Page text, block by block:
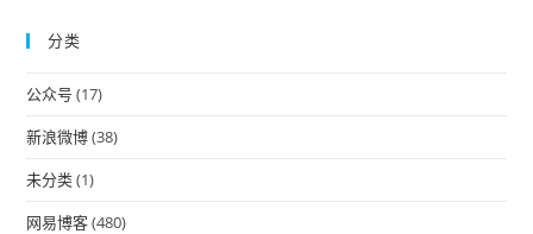
分类
公众号 (17)
新浪微博(38)
未分类(1)
网易博客(480)